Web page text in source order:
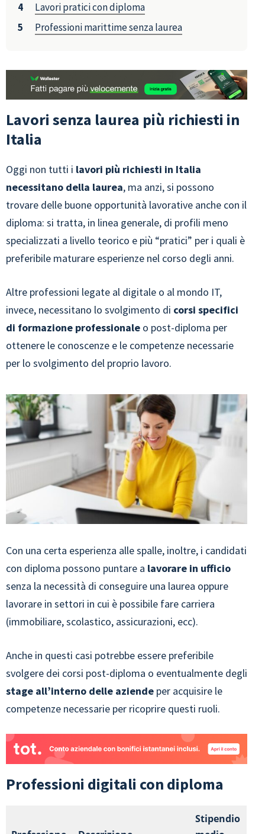
Lavori pratici con diploma
Professioni marittime senza laurea
Lavori senza laurea più richiesti in
Italia
Oggi non tutti i lavori più richiesti in Italia
necessitano della laurea, ma anzi, si possono
trovare delle buone opportunità lavorative anche con il
diploma: si tratta, in linea generale, di profili meno
specializzati a livello teorico e più “pratici” per i quali è
preferibile maturare esperienze nel corso degli anni.
Altre professioni legate al digitale o al mondo IT,
invece, necessitano lo svolgimento di corsi specifici
di formazione professionale o post-diploma per
ottenere le conoscenze e le competenze necessarie
per lo svolgimento del proprio lavoro.
Con una certa esperienza alle spalle, inoltre, i candidati
con diploma possono puntare a lavorare in ufficio
senza la necessità di conseguire una laurea oppure
lavorare in settori in cui è possibile fare carriera
(immobiliare, scolastico, assicurazioni, ecc).
Anche in questi casi potrebbe essere preferibile
svolgere dei corsi post-diploma o eventualmente degli
stage all’interno delle aziende per acquisire le
competenze necessarie per ricoprire questi ruoli.
Professioni digitali con diploma
Stipendio